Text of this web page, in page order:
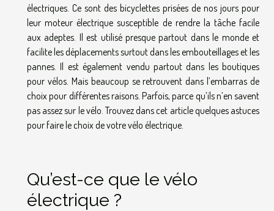
électriques. Ce sont des bicyclettes prisées de nos jours pour
leur moteur électrique susceptible de rendre la tâche facile
aux adeptes. Il est utilisé presque partout dans le monde et
facilite les déplacements surtout dans les embouteillages et les
pannes. Il est également vendu partout dans les boutiques
pour vélos. Mais beaucoup se retrouvent dans l’embarras de
choix pour différentes raisons. Parfois, parce qu’ils n’en savent
pas assez sur le vélo. Trouvez dans cet article quelques astuces
pour faire le choix de votre vélo électrique.
Qu’est-ce que le vélo
électrique ?